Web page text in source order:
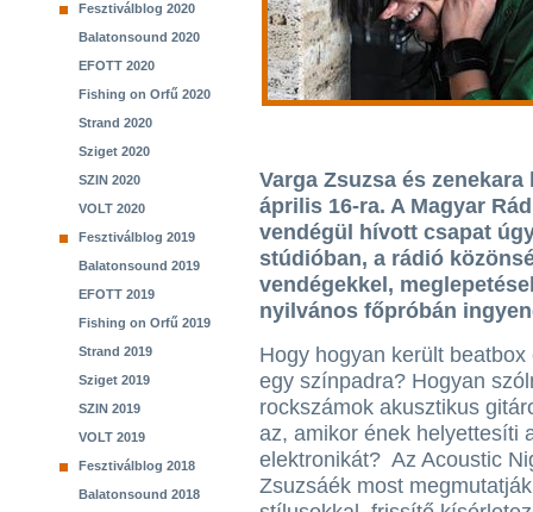
Fesztiválblog 2020
Balatonsound 2020
EFOTT 2020
Fishing on Orfű 2020
Strand 2020
Sziget 2020
SZIN 2020
VOLT 2020
Fesztiválblog 2019
Balatonsound 2019
EFOTT 2019
Fishing on Orfű 2019
Strand 2019
Sziget 2019
SZIN 2019
VOLT 2019
Fesztiválblog 2018
Balatonsound 2018
Varga Zsuzsa és
április 16-ra. A Magyar
vendégül hívott csapat
stúdióban, a rádió
vendégekkel,
nyilvános főpróbán
Hogy hogyan került beatbox
egy színpadra? Hogyan
rockszámok akusztikus
az, amikor ének helyettesíti
elektronikát? Az Acoustic
Zsuzsáék most